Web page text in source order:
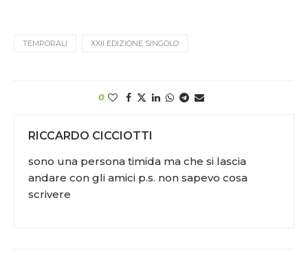
TEMPORALI XXII EDIZIONE SINGOLO
0
RICCARDO CICCIOTTI
sono una persona timida ma che si lascia
andare con gli amici p.s. non sapevo cosa
scrivere